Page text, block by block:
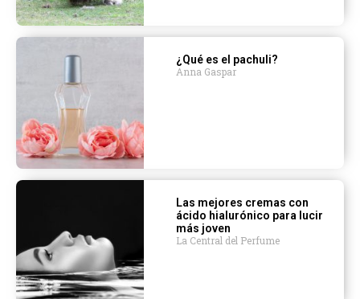
¿Qué es el pachuli?
Anna Gaspar
Las mejores cremas con
ácido hialurónico para lucir
más joven
La Central del Perfume